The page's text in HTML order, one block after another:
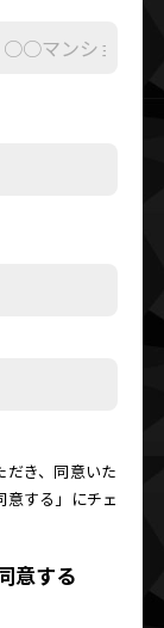
だき、同意いた
意する」にチェ
意する